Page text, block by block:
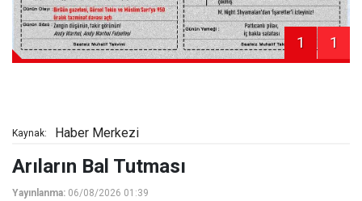
1 1
Kaynak: Haber Merkezi
Arıların Bal Tutması
Yayınlanma: 06/08/2026 01:39